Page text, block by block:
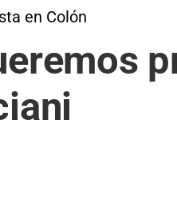
en Colón